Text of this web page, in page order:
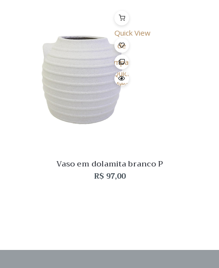
Quick View
Lista
de
Desejo
Comparar
Quick
View
Vaso em dolamita branco P
R$ 97,00